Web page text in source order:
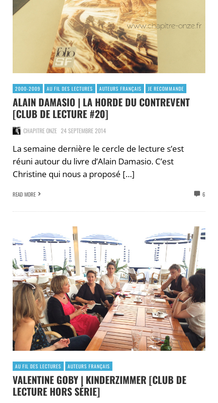
2000-2009 AU FIL DES LECTURES AUTEURS FRANÇAIS JE RECOMMANDE
ALAIN DAMASIO | LA HORDE DU CONTREVENT
[CLUB DE LECTURE #20]
CHAPITRE ONZE 24 SEPTEMBRE 2014
La semaine dernière le cercle de lecture s’est
réuni autour du livre d’Alain Damasio. C’est
Christine qui nous a proposé […]
READ MORE 6
AU FIL DES LECTURES AUTEURS FRANÇAIS
VALENTINE GOBY | KINDERZIMMER [CLUB DE
LECTURE HORS SÉRIE]